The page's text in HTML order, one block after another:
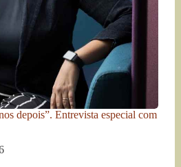
depois”. Entrevista especial com